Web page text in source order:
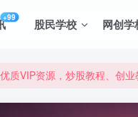
+99 股民学校 网创学
质VIP资源，炒股教程、创
质VIP资源，炒股教程、创